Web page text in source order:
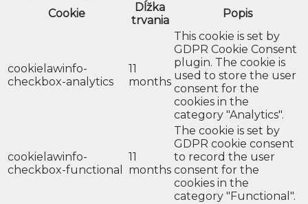
Cookie
Dĺžka
trvania
Popis
cookielawinfo-
checkbox-analytics
11
months
This cookie is set by
GDPR Cookie Consent
plugin. The cookie is
used to store the user
consent for the
cookies in the
category "Analytics".
cookielawinfo-
checkbox-functional
11
months
The cookie is set by
GDPR cookie consent
to record the user
consent for the
cookies in the
category "Functional".